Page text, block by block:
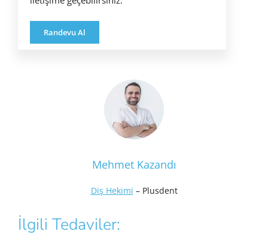
Randevu Al
Mehmet Kazandı
Diş Hekimi – Plusdent
İlgili Tedaviler: